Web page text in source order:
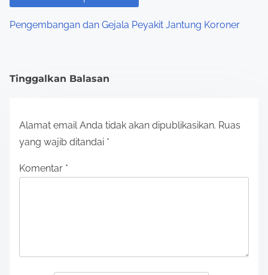
Pengembangan dan Gejala Peyakit Jantung Koroner
Tinggalkan Balasan
Alamat email Anda tidak akan dipublikasikan. Ruas
yang wajib ditandai *
Komentar *